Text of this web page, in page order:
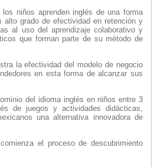
niños aprenden inglés de una forma
alto grado de efectividad en retención y
al uso del aprendizaje colaborativo y
que forman parte de su método de
la efectividad del modelo de negocio
en esta forma de alcanzar sus
del idioma inglés en niños entre 3
de juegos y actividades didácticas,
una alternativa innovadora de
el proceso de descubrimiento